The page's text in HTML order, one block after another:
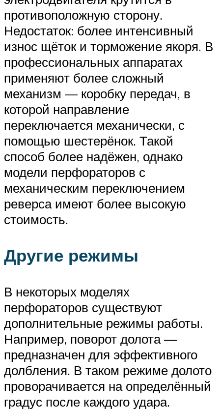
противоположную сторону.
Недостаток: более интенсивный
износ щёток и торможение якоря. В
профессиональных аппаратах
применяют более сложный
механизм — коробку передач, в
которой направление
переключается механически, с
помощью шестерёнок. Такой
способ более надёжен, однако
модели перфораторов с
механическим переключением
реверса имеют более высокую
стоимость.
Другие режимы
В некоторых моделях
перфораторов существуют
дополнительные режимы работы.
Например, поворот долота —
предназначен для эффективного
долбления. В таком режиме долото
проворачивается на определённый
градус после каждого удара.